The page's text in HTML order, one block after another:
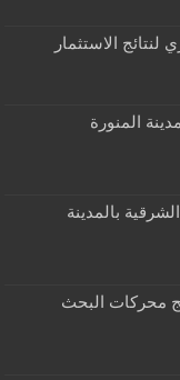
الاستثمار
المنورة
بالمدينة